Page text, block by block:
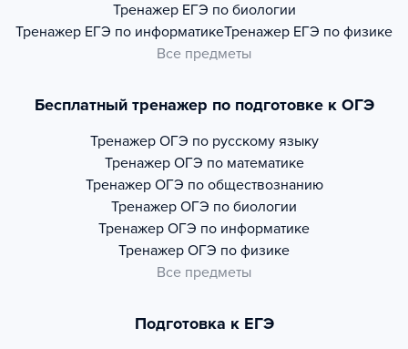
Тренажер ЕГЭ по биологии
Тренажер ЕГЭ по информатикеТренажер ЕГЭ по физике
Все предметы
Бесплатный тренажер по подготовке к ОГЭ
Тренажер ОГЭ по русскому языку
Тренажер ОГЭ по математике
Тренажер ОГЭ по обществознанию
Тренажер ОГЭ по биологии
Тренажер ОГЭ по информатике
Тренажер ОГЭ по физике
Все предметы
Подготовка к ЕГЭ